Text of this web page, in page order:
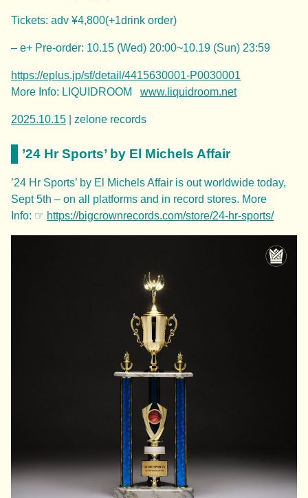
Tickets: adv ¥4,800(+1drink order)
– e+ Pre-order: 10.15 (Wed) 20:00~10.19 (Sun) 23:59
https://eplus.jp/sf/detail/4415630001-P0030001
More Info: LIQUIDROOM www.liquidroom.net
2025.10.15 | zelone records
’24 Hr Sports’ by El Michels Affair
’24 Hr Sports’ by El Michels Affair is out worldwide today,
Sept 5th – on all platforms and in record stores. More
Info: ☞ https://bigcrownrecords.com/store/24-hr-sports/